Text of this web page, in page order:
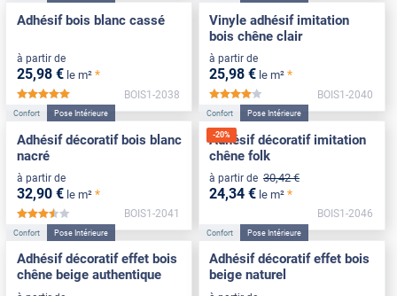
Adhésif bois blanc cassé
à partir de
25,98 € le m² *
*****
BOIS1-2038
Vinyle adhésif imitation
bois chêne clair
à partir de
25,98 € le m² *
*****
BOIS1-2040
Confort Pose Intérieure
Adhésif décoratif bois blanc
nacré
à partir de
32,90 € le m² *
*****
BOIS1-2041
-20%
Confort Pose Intérieure
Adhésif décoratif imitation
chêne folk
à partir de 30,42 €
24,34 € le m² *
BOIS1-2046
Confort Pose Intérieure
Adhésif décoratif effet bois
chêne beige authentique
Confort Pose Intérieure
Adhésif décoratif effet bois
beige naturel